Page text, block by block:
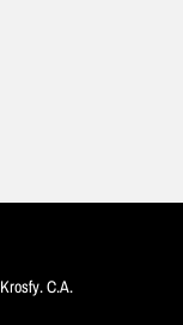
Krosfy. C.A.